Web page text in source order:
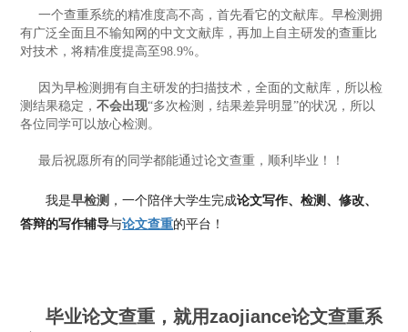
一个查重系统的精准度高不高，首先看它的文献库。早检测拥
有广泛全面且不输知网的中文文献库，再加上自主研发的查重比
对技术，将精准度提高至98.9%。
因为早检测拥有自主研发的扫描技术，全面的文献库，所以检
测结果稳定，不会出现“多次检测，结果差异明显”的状况，所以
各位同学可以放心检测。
最后祝愿所有的同学都能通过论文查重，顺利毕业！！
我是早检测 ，一个陪伴大学生完成论文写作、检测、修改、
答辩的写作辅导与论文查重的平台！
毕业论文查重，就用zaojiance论文查重系